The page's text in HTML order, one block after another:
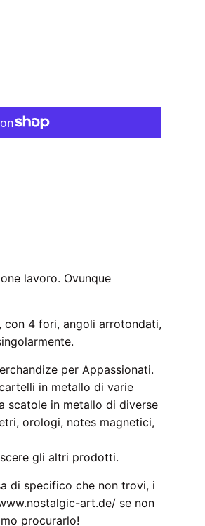
lavoro. Ovunque
4 fori, angoli arrotondati,
per Appassionati.
in metallo di varie
scatole in metallo di diverse
orologi, notes magnetici,
gli altri prodotti.
di specifico che non trovi, i
art.de/ se non
procurarlo!